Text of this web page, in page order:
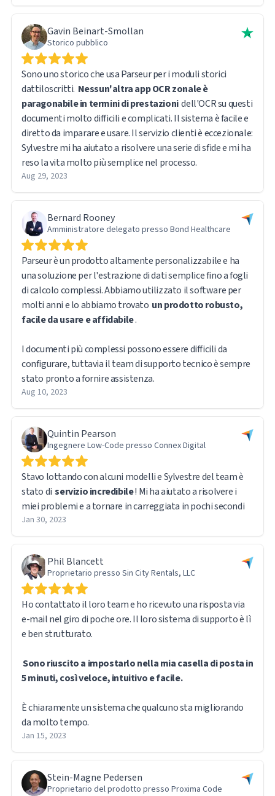
Gavin Beinart-Smollan
Storico pubblico
Sono uno storico che usa Parseur per i moduli storici
dattiloscritti. Nessun'altra app OCR zonale è
paragonabile in termini di prestazionidell'OCR su questi
documenti molto difficili e complicati. Il sistema è facile e
diretto da imparare e usare. Il servizio clienti è eccezionale:
Sylvestre mi ha aiutato a risolvere una serie di sfide e mi ha
reso la vita molto più semplice nel processo.
Aug 29, 2023
Bernard Rooney
Amministratore delegato presso Bond Healthcare
Parseur è un prodotto altamente personalizzabile e ha
una soluzione per l'estrazione di dati semplice fino a fogli
di calcolo complessi. Abbiamo utilizzato il software per
molti anni e lo abbiamo trovato un prodotto robusto,
facile da usare e affidabile.
I documenti più complessi possono essere difficili da
configurare, tuttavia il team di supporto tecnico è sempre
stato pronto a fornire assistenza.
Aug 10, 2023
Quintin Pearson
Ingegnere Low-Code presso Connex Digital
Stavo lottando con alcuni modelli e Sylvestre del team è
stato di servizio incredibile! Mi ha aiutato a risolvere i
miei problemi e a tornare in carreggiata in pochi secondi
Jan 30, 2023
Phil Blancett
Proprietario presso Sin City Rentals, LLC
Ho contattato il loro team e ho ricevuto una risposta via
e-mail nel giro di poche ore. Il loro sistema di supporto è lì
e ben strutturato.
Sono riuscito a impostarlo nella mia casella di posta in
5 minuti, così veloce, intuitivo e facile.
È chiaramente un sistema che qualcuno sta migliorando
da molto tempo.
Jan 15, 2023
Stein-Magne Pedersen
Proprietario del prodotto presso Proxima Code